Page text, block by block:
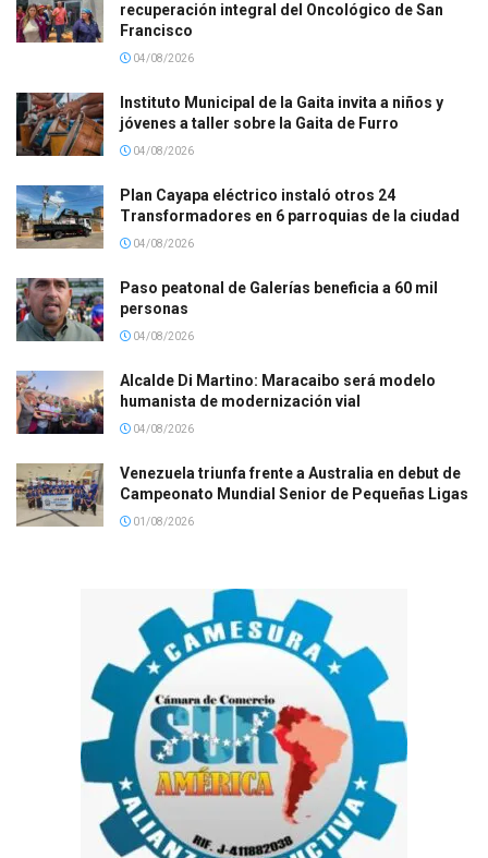
recuperación integral del Oncológico de San
Francisco
04/08/2026
Instituto Municipal de la Gaita invita a niños y
jóvenes a taller sobre la Gaita de Furro
04/08/2026
Plan Cayapa eléctrico instaló otros 24
Transformadores en 6 parroquias de la ciudad
04/08/2026
Paso peatonal de Galerías beneficia a 60 mil
personas
04/08/2026
Alcalde Di Martino: Maracaibo será modelo
humanista de modernización vial
04/08/2026
Venezuela triunfa frente a Australia en debut de
Campeonato Mundial Senior de Pequeñas Ligas
01/08/2026